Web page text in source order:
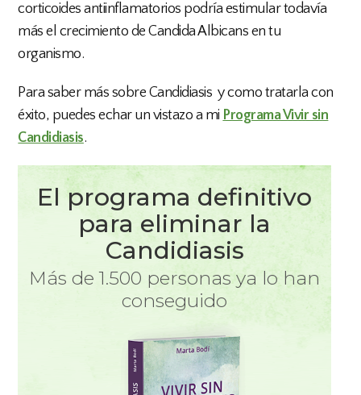
corticoides antiinflamatorios podría estimular todavía
más el crecimiento de Candida Albicans en tu
organismo.
Para saber más sobre Candidiasis y como tratarla con
éxito, puedes echar un vistazo a mi Programa Vivir sin
Candidiasis.
El programa definitivo
para eliminar la
Candidiasis
Más de 1.500 personas ya lo han
conseguido